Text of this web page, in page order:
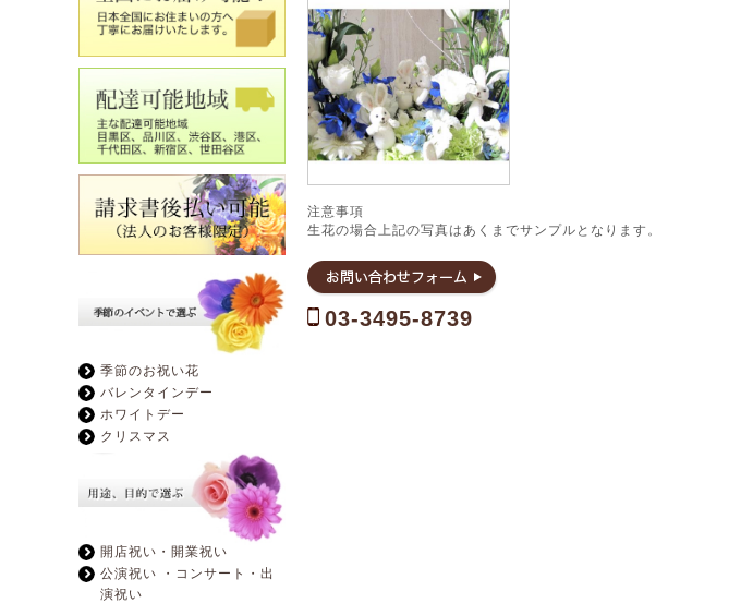
季節のお祝い花
バレンタインデー
ホワイトデー
クリスマス
開店祝い・開業祝い
公演祝い ・コンサート・出
演祝い
注意事項
生花の場合上記の写真はあくまでサンプルとなります。
03-3495-8739